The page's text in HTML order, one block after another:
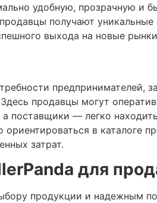
удобную, прозрачную и
получают
выхода на новые
предпринимателей,
продавцы могут
поставщики — легко
в каталоге
затрат.
для
продукции и надежным